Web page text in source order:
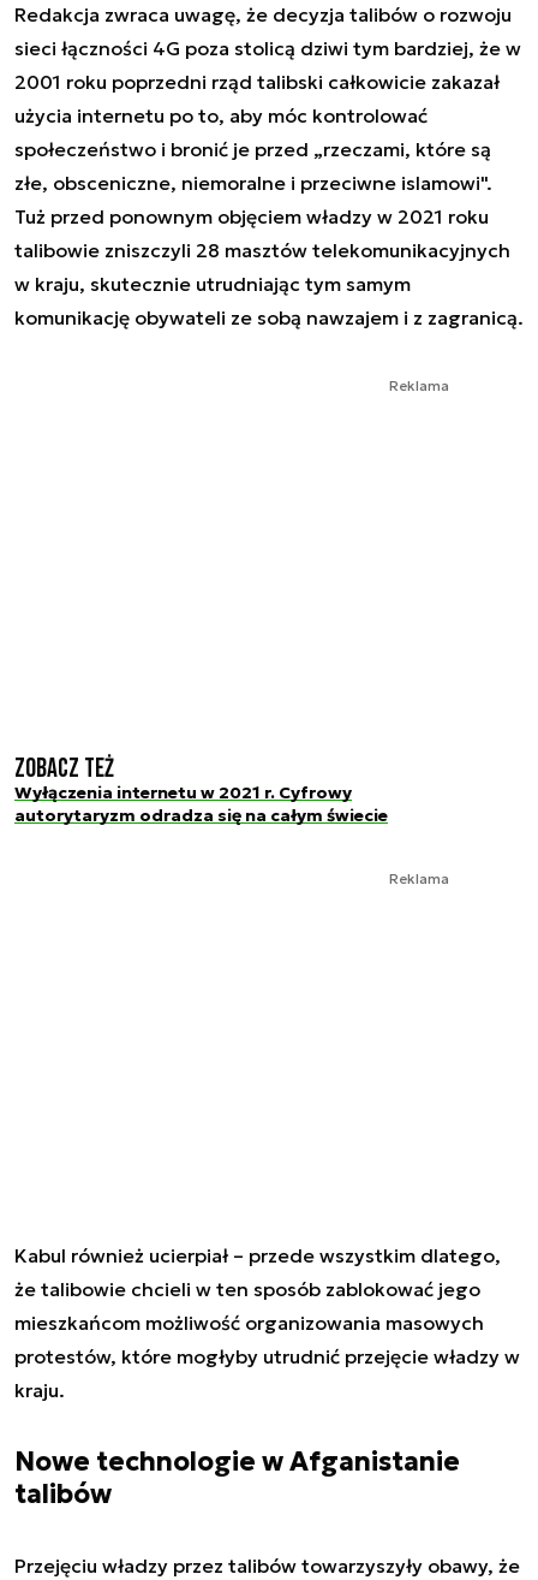
Redakcja zwraca uwagę, że decyzja talibów o rozwoju
sieci łączności 4G poza stolicą dziwi tym bardziej, że w
2001 roku poprzedni rząd talibski całkowicie zakazał
użycia internetu po to, aby móc kontrolować
społeczeństwo i bronić je przed „rzeczami, które są
złe, obsceniczne, niemoralne i przeciwne islamowi".
Tuż przed ponownym objęciem władzy w 2021 roku
talibowie zniszczyli 28 masztów telekomunikacyjnych
w kraju, skutecznie utrudniając tym samym
komunikację obywateli ze sobą nawzajem i z zagranicą.
Reklama
Zobacz też
Wyłączenia internetu w 2021 r. Cyfrowy
autorytaryzm odradza się na całym świecie
Reklama
Kabul również ucierpiał – przede wszystkim dlatego,
że talibowie chcieli w ten sposób zablokować jego
mieszkańcom możliwość organizowania masowych
protestów, które mogłyby utrudnić przejęcie władzy w
kraju.
Nowe technologie w Afganistanie
talibów
Przejęciu władzy przez talibów towarzyszyły obawy, że